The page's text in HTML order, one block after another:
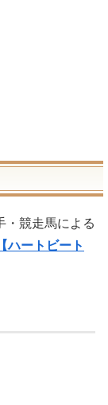
・競走馬による
ハートビート